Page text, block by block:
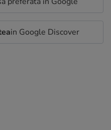
in Google Discover